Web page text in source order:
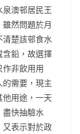
澳邨居民王
然問題於月
清楚該邨食水
含鉛，故選擇
作非飲用用
需要，現主
用途，一天
盡快抽驗水
又表示對於政